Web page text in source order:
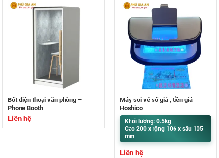
Bốt điện thoại văn phòng –
Phone Booth
Liên hệ
Máy soi vé số giả , tiền giả
Hoshico
Khối lượng: 0.5kg
Cao 200 x rộng 106 x sâu 105
mm
Liên hệ